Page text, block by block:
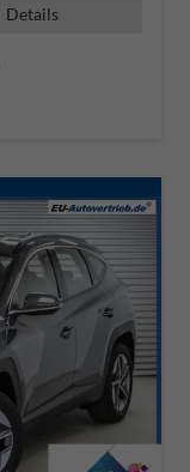
Details